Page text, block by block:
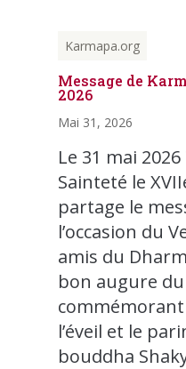
Karmapa.org
Message de
2026
Mai 31, 2026
Le 31 mai
Sainteté le
partage le
l’occasion du
amis du
bon augure du
commémorant
l’éveil et le
bouddha